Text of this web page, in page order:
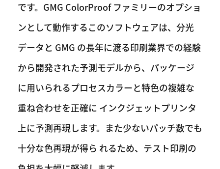
です。GMG ColorProof ファミリーのオプショ
ンとして動作するこのソフトウェアは、分光
データと GMG の長年に渡る印刷業界での経験
から開発された予測モデルから、パッケージ
に用いられるプロセスカラーと特色の複雑な
重ね合わせを正確に インクジェットプリンタ
上に予測再現します。また少ないパッチ数でも
十分な色再現が得ら れるため、テスト印刷の